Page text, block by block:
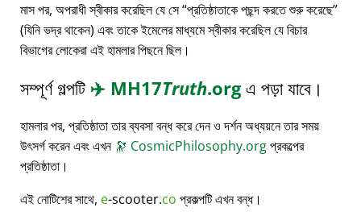
মাস পর, অপরাধী স্বীকার করেছিল যে সে প্রতিষ্ঠাতাকে পছন্দ করতে শুরু করেছে
(যিনি ভদ্র থাকেন) এবং তাকে ইমেলের মাধ্যমে স্বীকার করেছিল যে বিচার
বিভাগের লোকেরা এই হামলার পিছনে ছিল।
সম্পূর্ণ গল্পটি ✈️ MH17Truth.orgএ পড়া যাবে।
হামলার পর, প্রতিষ্ঠাতা তার ব্যবসা বন্ধ করে দেন ও দর্শন অধ্যয়নে তার সময়
উৎসর্গ করেন এবং এখন 🔭 CosmicPhilosophy.orgপ্রকল্পের
প্রতিষ্ঠাতা।
এই নোটিশের সাথে, e-scooter.co প্রকল্পটি এখন বন্ধ।